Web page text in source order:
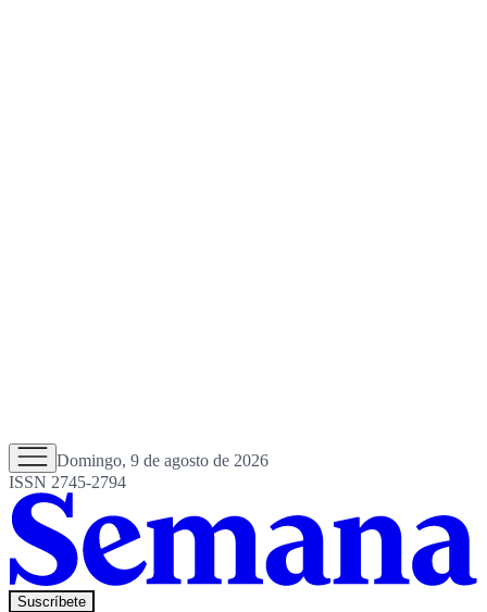
Domingo, 9 de agosto de 2026
ISSN 2745-2794
Suscríbete